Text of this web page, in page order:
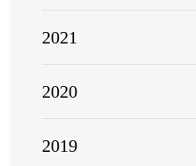
2021
2020
2019